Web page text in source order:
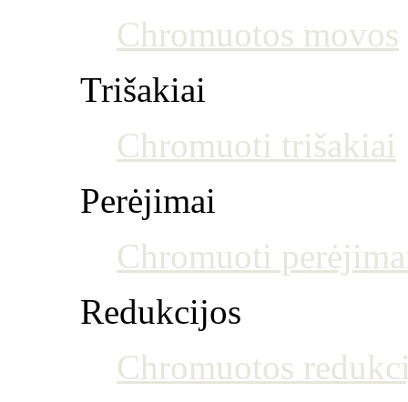
Chromuotos movos
Trišakiai
Chromuoti trišakiai
Perėjimai
Chromuoti
Redukcijos
Chromuotos